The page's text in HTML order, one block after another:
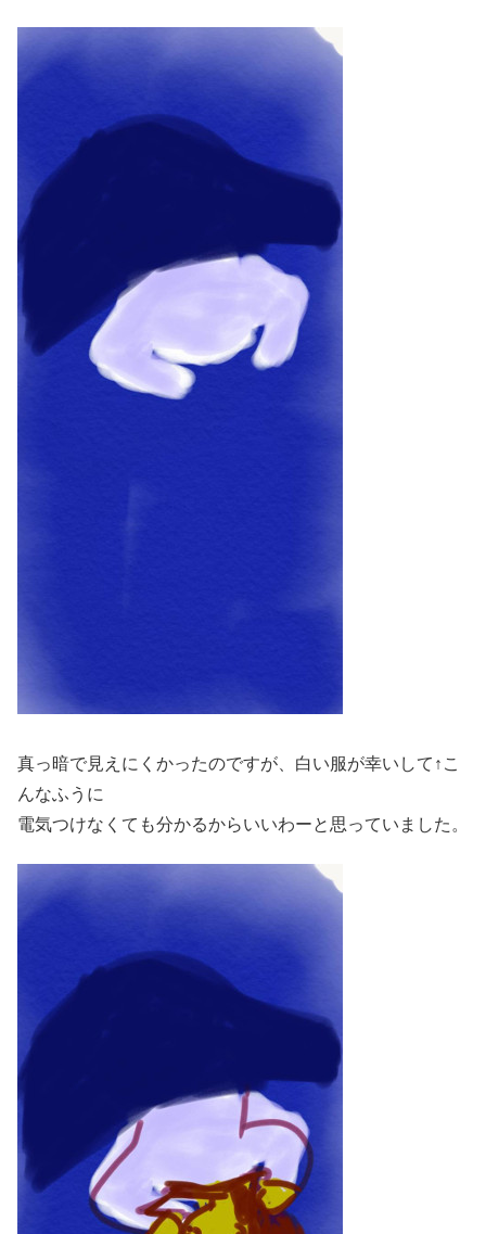
真っ暗で見えにくかったのですが、白い服が幸いして↑こ
んなふうに
電気つけなくても分かるからいいわーと思っていました。